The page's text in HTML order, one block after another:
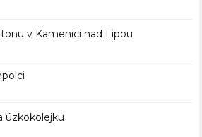
v Kamenici nad Lipou
úzkokolejku